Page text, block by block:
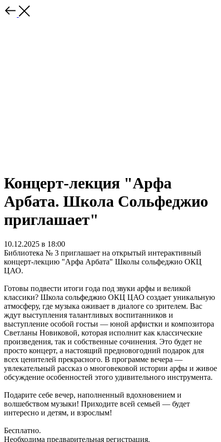
Концерт-лекция "Арфа
Арбата. Школа Сольфеджио
приглашает"
10.12.2025 в 18:00
Библиотека № 3 приглашает на открытый интерактивный
концерт-лекцию "Арфа Арбата" Школы сольфеджио ОКЦ
ЦАО.
Готовы подвести итоги года под звуки арфы и великой
классики? Школа сольфеджио ОКЦ ЦАО создает уникальную
атмосферу, где музыка оживает в диалоге со зрителем. Вас
ждут выступления талантливых воспитанников и
выступление особой гостьи — юной арфистки и композитора
Светланы Новиковой, которая исполнит как классические
произведения, так и собственные сочинения. Это будет не
просто концерт, а настоящий предновогодний подарок для
всех ценителей прекрасного. В программе вечера —
увлекательный рассказ о многовековой истории арфы и живое
обсуждение особенностей этого удивительного инструмента.
Подарите себе вечер, наполненный вдохновением и
волшебством музыки! Приходите всей семьей — будет
интересно и детям, и взрослым!
Бесплатно.
Необходима предварительная регистрация.